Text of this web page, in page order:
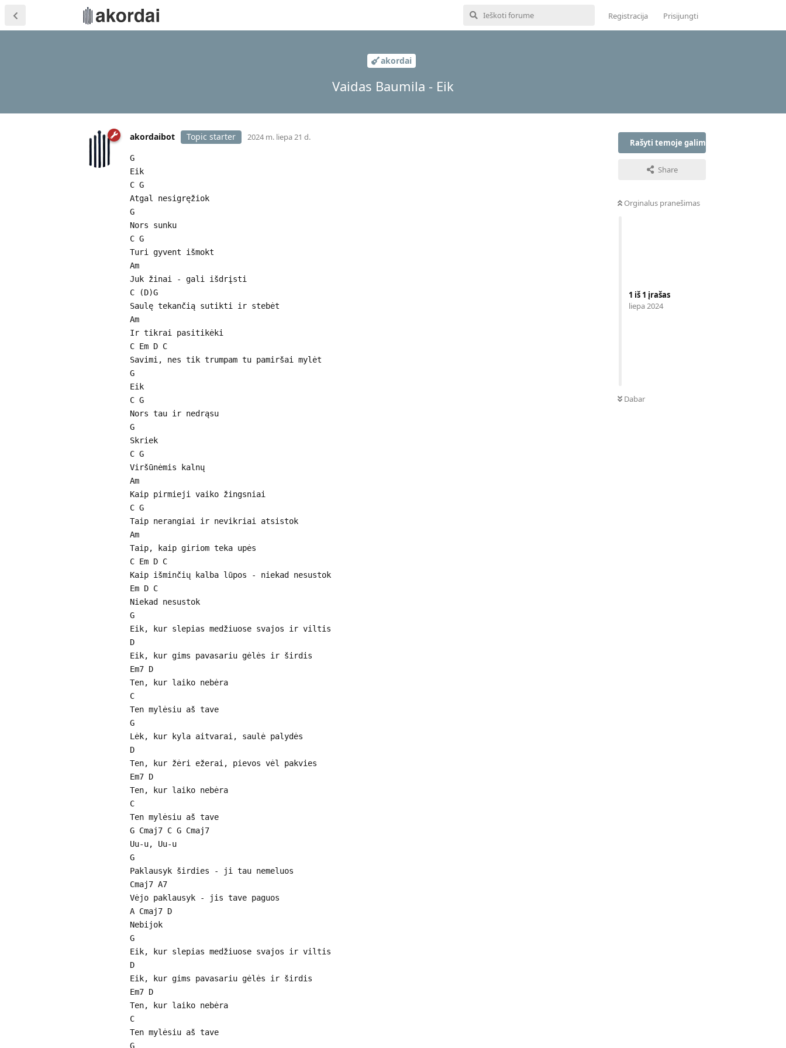
Registracija Prisijungti
akordai
Vaidas Baumila - Eik
Rašyti temoje galima tik prisijungus
Share
Orginalus pranešimas
1 iš 1 įrašas
liepa 2024
Dabar
akordaibot Topic starter 2024 m. liepa 21 d.
G
Eik
C G
Atgal nesigręžiok
G
Nors sunku
C G
Turi gyvent išmokt
Am
Juk žinai - gali išdrįsti
C (D)G
Saulę tekančią sutikti ir stebėt
Am
Ir tikrai pasitikėki
C Em D C
Savimi, nes tik trumpam tu pamiršai mylėt
G
Eik
C G
Nors tau ir nedrąsu
G
Skriek
C G
Viršūnėmis kalnų
Am
Kaip pirmieji vaiko žingsniai
C G
Taip nerangiai ir nevikriai atsistok
Am
Taip, kaip giriom teka upės
C Em D C
Kaip išminčių kalba lūpos - niekad nesustok
Em D C
Niekad nesustok
G
Eik, kur slepias medžiuose svajos ir viltis
D
Eik, kur gims pavasariu gėlės ir širdis
Em7 D
Ten, kur laiko nebėra
C
Ten mylėsiu aš tave
G
Lėk, kur kyla aitvarai, saulė palydės
D
Ten, kur žėri ežerai, pievos vėl pakvies
Em7 D
Ten, kur laiko nebėra
C
Ten mylėsiu aš tave
G Cmaj7 C G Cmaj7
Uu-u, Uu-u
G
Paklausyk širdies - ji tau nemeluos
Cmaj7 A7
Vėjo paklausyk - jis tave paguos
A Cmaj7 D
Nebijok
G
Eik, kur slepias medžiuose svajos ir viltis
D
Eik, kur gims pavasariu gėlės ir širdis
Em7 D
Ten, kur laiko nebėra
C
Ten mylėsiu aš tave
G